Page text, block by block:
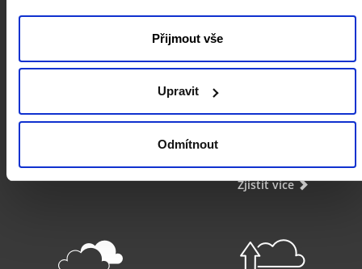
Přijmout vše
Upravit
Odmítnout
Cloud PRO Cloud VPS
Virtual Private Cloud
Zjistit více
Database as a
Service
Zjistit více